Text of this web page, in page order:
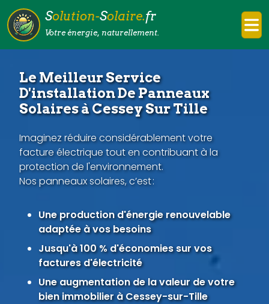
Solution-Solaire.fr
Votre énergie, naturellement.
Le Meilleur Service
D'installation De Panneaux
Solaires à Cessey Sur Tille
Imaginez réduire considérablement votre
facture électrique tout en contribuant à la
protection de l'environnement.
Nos panneaux solaires, c’est :
Une production d'énergie renouvelable
adaptée à vos besoins
Jusqu'à 100 % d'économies sur vos
factures d'électricité
Une augmentation de la valeur de votre
bien immobilier à Cessey-sur-Tille